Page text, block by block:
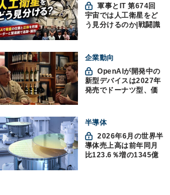
軍事とIT 第674回
宇宙では人工衛星をど
う見分けるのか|戦闘識
企業動向
OpenAIが開発中の
新型デバイスは2027年
発売でドーナツ型、価
半導体
2026年6月の世界半
導体売上高は前年同月
比123.6％増の1345億